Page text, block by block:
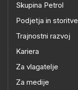
Skupina Petrol
Podjetja in storitve
Trajnostni razvoj
Kariera
Za vlagatelje
Za medije